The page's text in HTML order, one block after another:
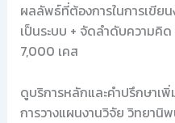
ผลลัพธ์ที่ต้องการในการเขีย
เป็นระบบ + จัดลำดับความคิ
7,000 เคส
ดูบริการหลักและคำปรึกษาเ
การวางแผนงานวิจัย วิทยานิ